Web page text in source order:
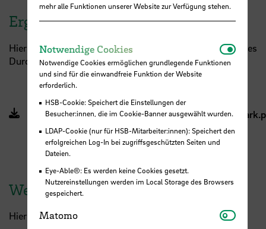
Ergebnisse der Hochschule Bremen
Hier finden Sie die Ergebnisse der Hochschule Bremen des
Durchgangs 2023/2024.
(PDF, 7 MB, Datei ist nicht barrierefrei)
Weitere Informationen zum DAAD
Hier geht es zur
mehr alle Funktionen unserer Website zur Verfügung stehen.
Notwendige Cookies
Notwendige Cookies ermöglichen grundlegende Funktionen
und sind für die einwandfreie Funktion der Website
erforderlich.
HSB-Cookie: Speichert die Einstellungen der
Besucher:innen, die im Cookie-Banner ausgewählt wurden.
LDAP-Cookie (nur für HSB-Mitarbeiter:innen): Speichert den
erfolgreichen Log-In bei zugriffsgeschützten Seiten und
Dateien.
Eye-Able®: Es werden keine Cookies gesetzt.
Nutzereinstellungen werden im Local Storage des Browsers
gespeichert.
Matomo